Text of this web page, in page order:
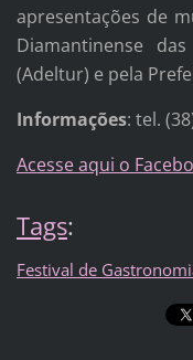
apresentações de
Diamantinense
(Adeltur) e pela
Informações: tel.
Acesse aqui o
Tags:
Festival de